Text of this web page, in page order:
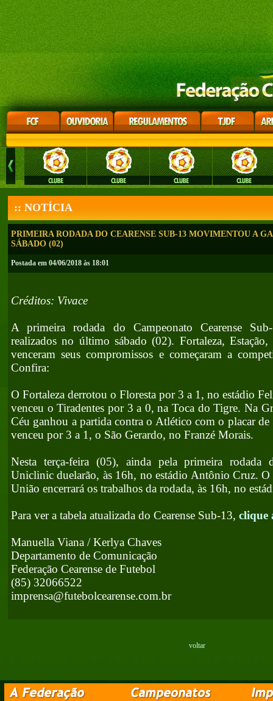
:: NOTÍCIA
PRIMEIRA RODADA DO CEARENSE SUB-13 MOVIMENTOU A
SÁBADO (02)
Postada em 04/06/2018 às 18:01
Créditos: Vivace
A primeira rodada do Campeonato Cearense
realizados no último sábado (02). Fortaleza,
venceram seus compromissos e começaram a
Confira:
O Fortaleza derrotou o Floresta por 3 a 1, no estádio
venceu o Tiradentes por 3 a 0, na Toca do Tigre. Na
Céu ganhou a partida contra o Atlético com o placar de
venceu por 3 a 1, o São Gerardo, no Franzé Morais.
Nesta terça-feira (05), ainda pela primeira rodada
Uniclinic duelarão, às 16h, no estádio Antônio Cruz.
União encerrará os trabalhos da rodada, às 16h, no
Para ver a tabela atualizada do Cearense Sub-13, clique
Manuella Viana / Kerlya Chaves
Departamento de Comunicação
Federação Cearense de Futebol
(85) 32066522
imprensa@futebolcearense.com.br
voltar